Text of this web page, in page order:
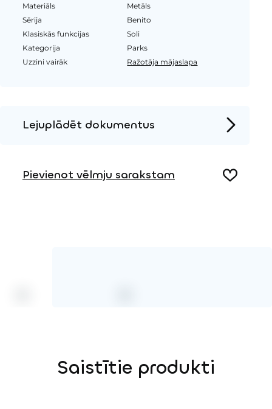
Materiāls
Metāls
Sērija
Benito
Klasiskās funkcijas
Soli
Kategorija
Parks
Uzzini vairāk
Ražotāja mājaslapa
Lejuplādēt dokumentus
Pievienot vēlmju sarakstam
Saistītie produkti